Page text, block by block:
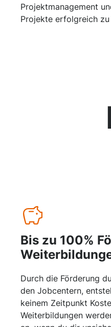
Projektmanagement
Projekte erfolgreich
Bis zu 100%
Durch die Förderung
den Jobcentern,
keinem Zeitpunkt
Weiterbildungen